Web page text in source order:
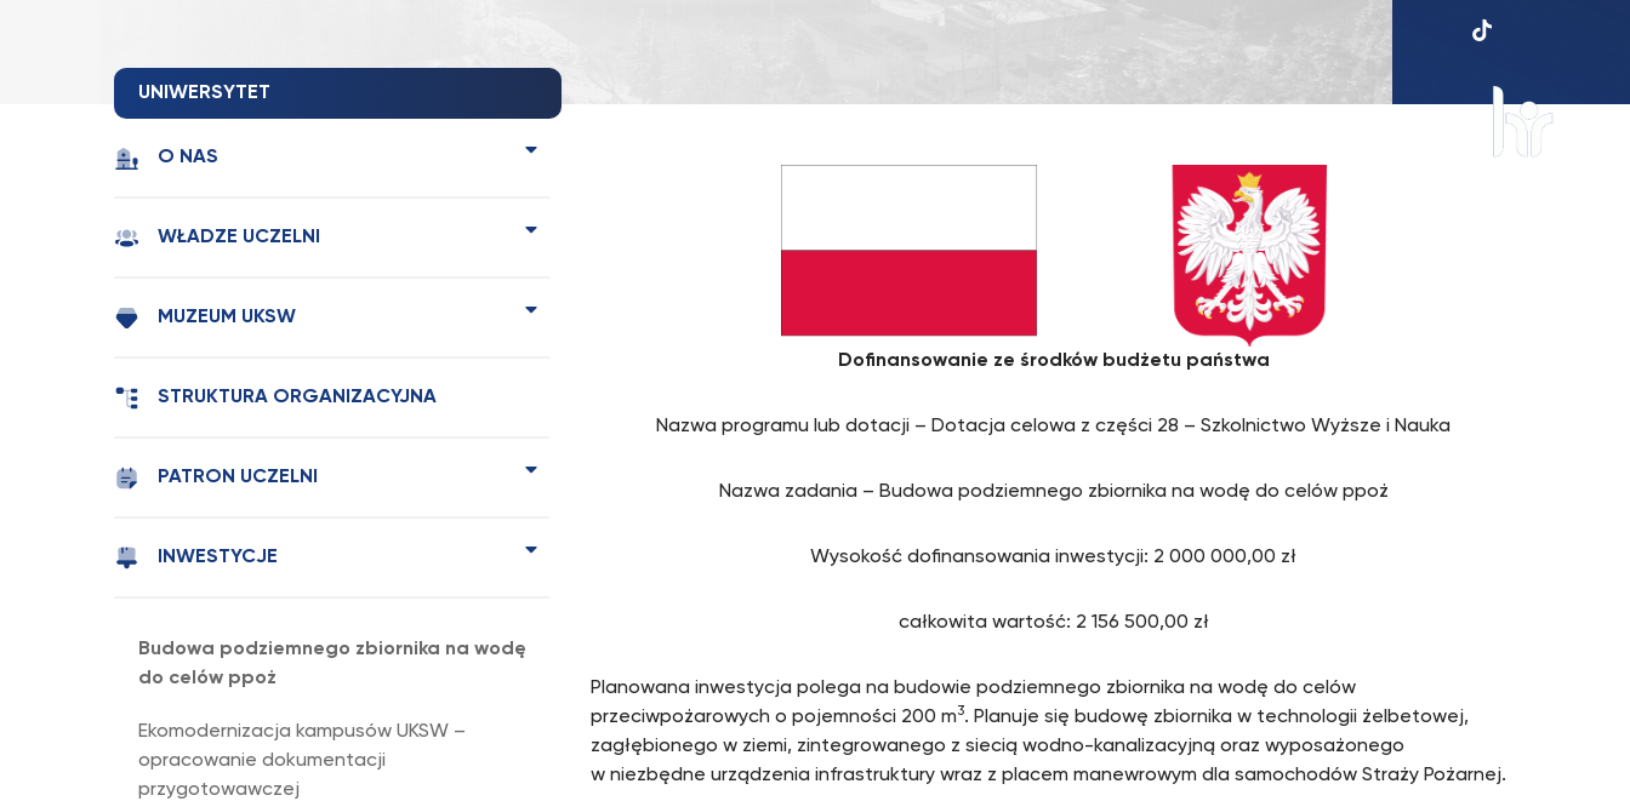
UKSW
UNIWERSYTET
O NAS
WŁADZE UCZELNI
MUZEUM UKSW
STRUKTURA ORGANIZACYJNA
PATRON UCZELNI
INWESTYCJE
Budowa podziemnego zbiornika na wodę
do celów ppoż
Ekomodernizacja kampusów UKSW –
opracowanie dokumentacji
przygotowawczej
Dofinansowanie ze środków budżetu państwa
Nazwa programu lub dotacji – Dotacja celowa z części 28 – Szkolnictwo Wyższe i Nauka
Nazwa zadania – Budowa podziemnego zbiornika na wodę do celów ppoż
Wysokość dofinansowania inwestycji: 2 000 000,00 zł
całkowita wartość: 2 156 500,00 zł
Planowana inwestycja polega na budowie podziemnego zbiornika na wodę do celów
przeciwpożarowych o pojemności 200 m3. Planuje się budowę zbiornika w technologii żelbetowej,
zagłębionego w ziemi, zintegrowanego z siecią wodno-kanalizacyjną oraz wyposażonego
w niezbędne urządzenia infrastruktury wraz z placem manewrowym dla samochodów Straży Pożarnej.